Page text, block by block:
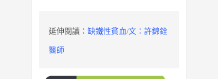
延伸閱讀： 缺鐵性貧血/文：許錦銓
醫師